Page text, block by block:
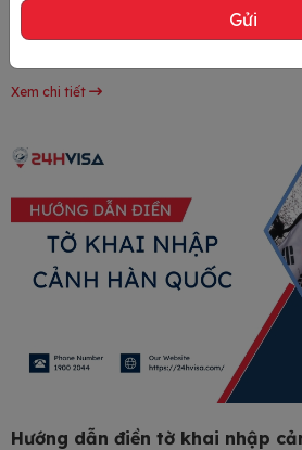
lượng cao ngày càng tăng, lao động
nhiều hơn tại Việt Nam. Giấy phép lao
nước ta và có thời hạn tối đa là 02 năm.
Xem chi tiết
Hướng dẫn điền tờ khai nhập